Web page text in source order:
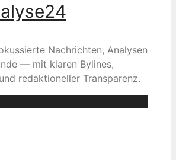
Nachrichten, Analysen
— mit klaren Bylines,
redaktioneller Transparenz.